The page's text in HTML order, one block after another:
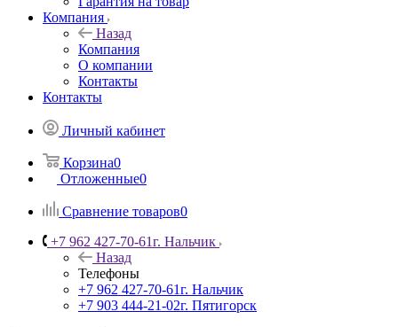
Компания
Назад
Компания
О компании
Контакты
Контакты
Личный кабинет
Корзина0
Отложенные0
Сравнение товаров0
+7 962 427-70-61г. Нальчик
Назад
Телефоны
+7 962 427-70-61г. Нальчик
+7 903 444-21-02г. Пятигорск